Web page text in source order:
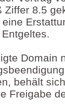
Ziffer 8.5
Domain
behält
Freigabe